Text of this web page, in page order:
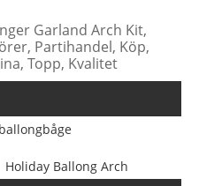
Garland Arch Kit,
Partihandel, Köp,
Topp, Kvalitet
Holiday Ballong Arch